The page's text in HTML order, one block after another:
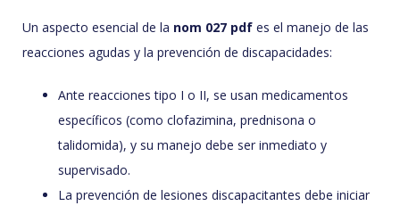
Un aspecto esencial de la nom 027 pdf es el manejo de las
reacciones agudas y la prevención de discapacidades:
Ante reacciones tipo I o II, se usan medicamentos
específicos (como clofazimina, prednisona o
talidomida), y su manejo debe ser inmediato y
supervisado.
La prevención de lesiones discapacitantes debe iniciar